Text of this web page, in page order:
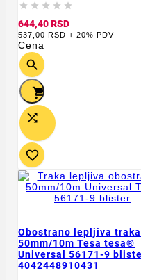
    
644,40 RSD
537,00 RSD + 20% PDV
Cena




Obostrano lepljiva traka
50mm/10m Tesa tesa®
Universal 56171-9
4042448910431